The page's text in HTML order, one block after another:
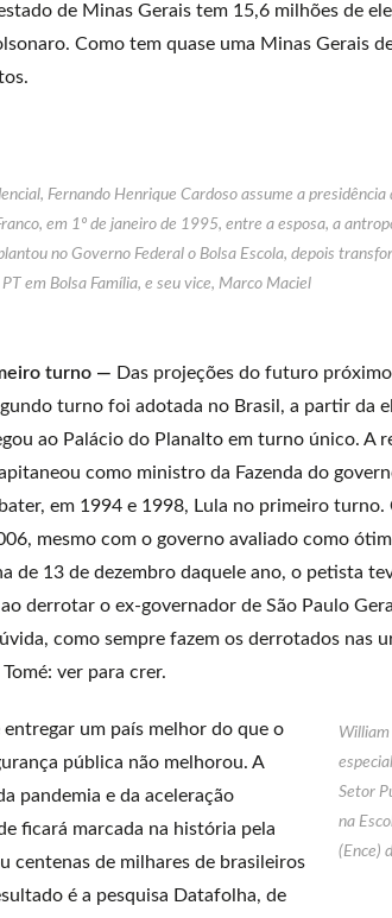
de Minas Gerais tem 15,6 milhões de
Como tem quase uma Minas Gerais
Fernando Henrique Cardoso assume a presidência
em 1º de janeiro de 1995, entre a esposa, a
no Governo Federal o Bolsa Escola, depois
em Bolsa Família, e seu vice, Marco Maciel
turno — Das projeções do futuro
turno foi adotada no Brasil, a partir da
ao Palácio do Planalto em turno único. A
como ministro da Fazenda do
em 1994 e 1998, Lula no primeiro turno.
mesmo com o governo avaliado como
de 13 de dezembro daquele ano, o petista
derrotar o ex-governador de São Paulo
como sempre fazem os derrotados nas
ver para crer.
William
Setor
na
(Ence)
um país melhor do que o
pública não melhorou. A
pandemia e da aceleração
ficará marcada na história pela
centenas de milhares de brasileiros
é a pesquisa Datafolha, de